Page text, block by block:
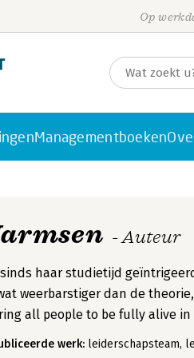
Op
Managementboeken
- Auteur
haar studietijd
weerbarstiger dan de
all people to be fully alive
werk: leiderschapsteam,